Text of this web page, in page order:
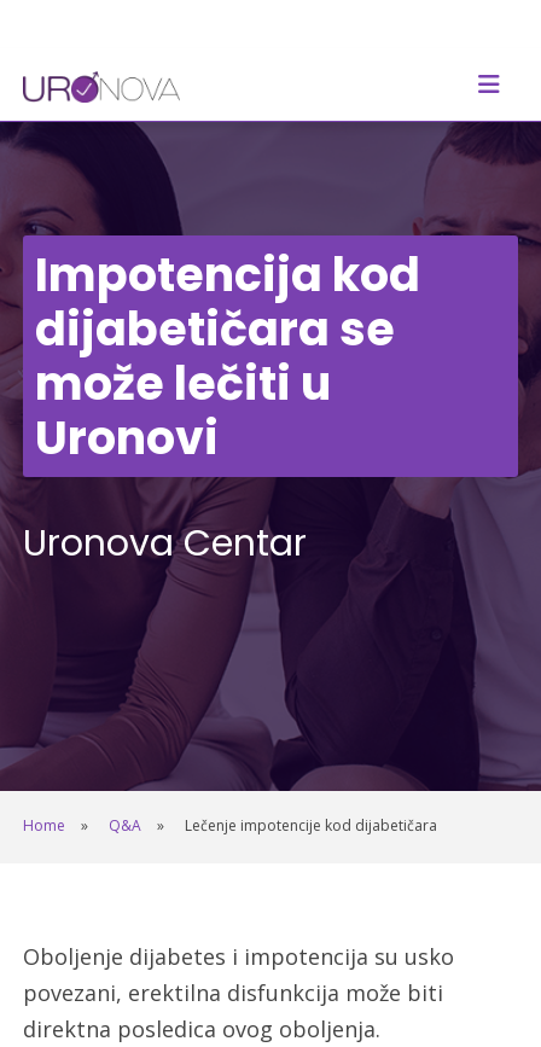
Impotencija kod
dijabetičara se
može lečiti u
Uronovi
Uronova Centar
Home Q&A Lečenje impotencije kod dijabetičara
Oboljenje dijabetes i impotencija su usko
povezani, erektilna disfunkcija može biti
direktna posledica ovog oboljenja.